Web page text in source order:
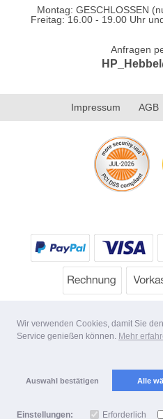
Wir verwenden Cookies, damit Sie
Service genießen können. Mehr
Auswahl bestätigen Alle
Einstellungen: Erforderlich
Montag: GESCHLOSSEN
Freitag: 16.00 - 19.00 Uhr
Anfragen
Impressum AGB
* Alle Preise inkl.
Copyright 2026 by
Mobile Shop